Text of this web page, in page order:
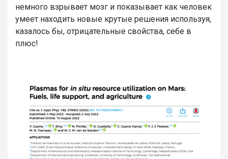
немного взрывает мозг и показывает как человек
умеет находить новые крутые решения используя,
казалось бы, отрицательные свойства, себе в
плюс!